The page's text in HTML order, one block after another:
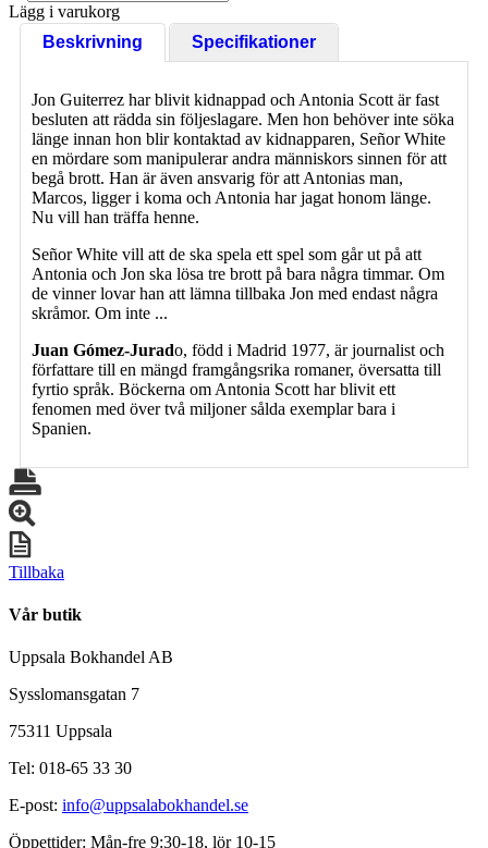
Lägg i varukorg
Beskrivning
Specifikationer
Jon Guiterrez har blivit kidnappad och Antonia Scott är fast
besluten att rädda sin följeslagare. Men hon behöver inte söka
länge innan hon blir kontaktad av kidnapparen, Señor White
en mördare som manipulerar andra människors sinnen för att
begå brott. Han är även ansvarig för att Antonias man,
Marcos, ligger i koma och Antonia har jagat honom länge.
Nu vill han träffa henne.
Señor White vill att de ska spela ett spel som går ut på att
Antonia och Jon ska lösa tre brott på bara några timmar. Om
de vinner lovar han att lämna tillbaka Jon med endast några
skråmor. Om inte ...
Juan Gómez-Jurado, född i Madrid 1977, är journalist och
författare till en mängd framgångsrika romaner, översatta till
fyrtio språk. Böckerna om Antonia Scott har blivit ett
fenomen med över två miljoner sålda exemplar bara i
Spanien.
Tillbaka
Vår butik
Uppsala Bokhandel AB
Sysslomansgatan 7
75311 Uppsala
Tel: 018-65 33 30
E-post: info@uppsalabokhandel.se
Öppettider: Mån-fre 9:30-18, lör 10-15